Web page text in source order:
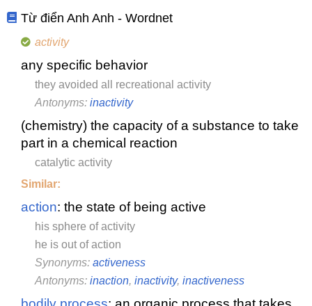
Từ điển Anh Anh - Wordnet
activity
any specific behavior
they avoided all recreational activity
Antonyms: inactivity
(chemistry) the capacity of a substance to take
part in a chemical reaction
catalytic activity
Similar:
action: the state of being active
his sphere of activity
he is out of action
Synonyms: activeness
Antonyms: inaction, inactivity, inactiveness